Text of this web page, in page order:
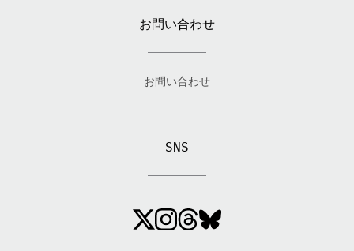
お問い合わせ
お問い合わせ
SNS